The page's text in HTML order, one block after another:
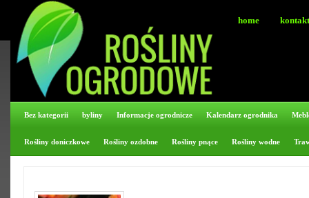
home kontakt
Bez kategorii byliny Informacje ogrodnicze Kalendarz ogrodnika
Rośliny doniczkowe Rośliny ozdobne Rośliny pnące Rośliny wodne